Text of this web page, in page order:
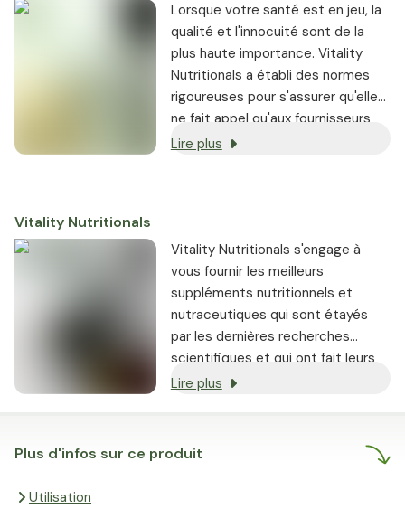
conseillons de consulter votre
médecin. En outre, nous
respectons les critères de qualité
suivants :
Lorsque votre santé est en jeu, la
qualité et l'innocuité sont de la
plus haute importance. Vitality
Nutritionals a établi des normes
rigoureuses pour s'assurer qu'elle
ne fait appel qu'aux fournisseurs
les plus réputés.
Lire plus
Plus d'infos sur ce produit
Utilisation
Vitality Nutritionals
Vitality Nutritionals s'engage à
vous fournir les meilleurs
suppléments nutritionnels et
nutraceutiques qui sont étayés
par les dernières recherches
scientifiques et qui ont fait leurs
preuves.
Lire plus